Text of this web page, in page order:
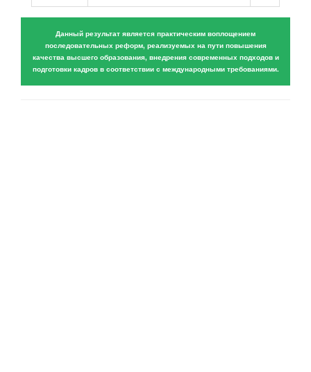
Данный результат является практическим воплощением
последовательных реформ, реализуемых на пути повышения
качества высшего образования, внедрения современных подходов и
подготовки кадров в соответствии с международными требованиями.